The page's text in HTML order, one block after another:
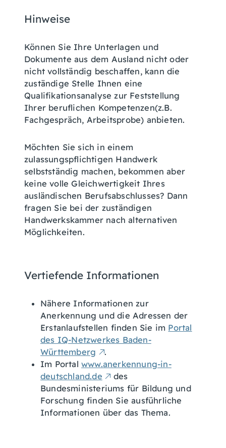
Hinweise
Können Sie Ihre Unterlagen und
Dokumente aus dem Ausland nicht oder
nicht vollständig beschaffen, kann die
zuständige Stelle Ihnen eine
Qualifikationsanalyse zur Feststellung
Ihrer beruflichen Kompetenzen(z.B.
Fachgespräch, Arbeitsprobe) anbieten.
Möchten Sie sich in einem
zulassungspflichtigen Handwerk
selbstständig machen, bekommen aber
keine volle Gleichwertigkeit Ihres
ausländischen Berufsabschlusses? Dann
fragen Sie bei der zuständigen
Handwerkskammer nach alternativen
Möglichkeiten.
Vertiefende Informationen
Nähere Informationen zur
Anerkennung und die Adressen der
Erstanlaufstellen finden Sie im Portal
des IQ-Netzwerkes Baden-
Württemberg
.
Im Portal www.anerkennung-in-
deutschland.de
des
Bundesministeriums für Bildung und
Forschung finden Sie ausführliche
Informationen über das Thema.